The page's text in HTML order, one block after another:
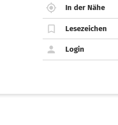
In der Nähe
Lesezeichen
Login